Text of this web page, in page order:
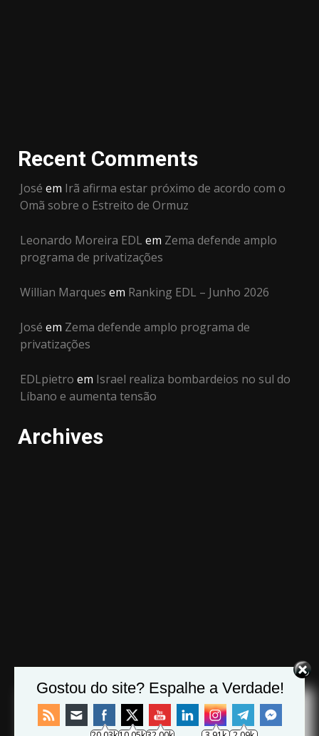
Recent Comments
José em Irã afirma estar próximo de acordo com o
Omã sobre o Estreito de Ormuz
Leonardo Moreira EDL em Zema defende amplo
programa de privatizações
Willian Marques em Ranking EDL – Junho 2026
José em Zema defende amplo programa de
privatizações
EDLpietro em Israel realiza bombardeios no sul do
Líbano e aumenta tensão
Archives
Gostou do site? Espalhe a Verdade!